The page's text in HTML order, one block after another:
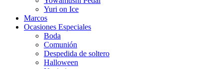
Yuri on Ice
Marcos
Ocasiones Especiales
Boda
Comunión
Despedida de soltero
Halloween